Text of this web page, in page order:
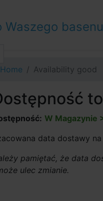
Waszego basenu
Home Availability good
W Magazynie
data dostawy
pamiętać, że data
ulec zmianie.